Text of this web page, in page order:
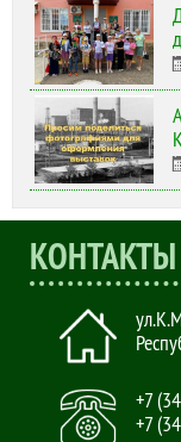
КОНТАКТЫ
+7
+7